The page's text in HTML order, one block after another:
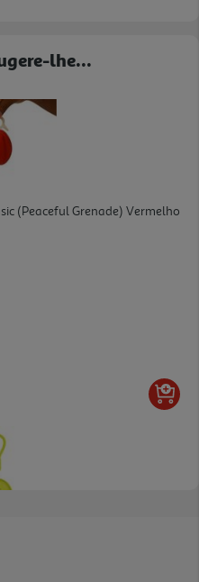
lhe...
(peaceful Grenade) Vermelho
Lima